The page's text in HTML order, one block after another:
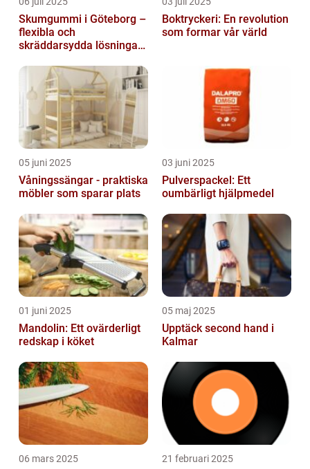
Skumgummi i Göteborg –
flexibla och
skräddarsydda lösningar
Boktryckeri: En revolution
som formar vår värld
05 juni 2025
Våningssängar - praktiska
möbler som sparar plats
03 juni 2025
Pulverspackel: Ett
oumbärligt hjälpmedel
01 juni 2025
Mandolin: Ett ovärderligt
redskap i köket
05 maj 2025
Upptäck second hand i
Kalmar
06 mars 2025 21 februari 2025